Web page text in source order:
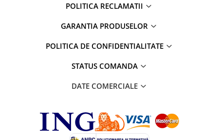
pentru fata si corp
roll,spray de corp
Parfumuri si seturi cadouri
tratamente pentru par
Machiaj si manichiura
Bureti pentru baie si accesorii
POLITICA RECLAMATII
GARANTIA PRODUSELOR
POLITICA DE CONFIDENTIALITATE
STATUS COMANDA
DATE COMERCIALE